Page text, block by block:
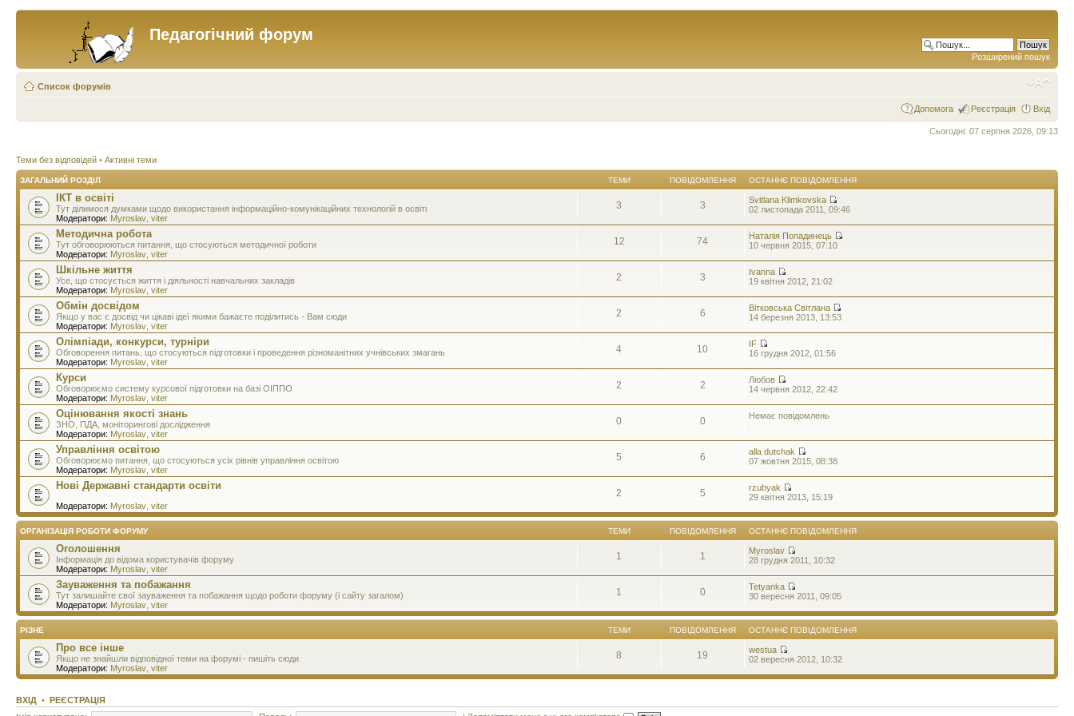
Педагогічний форум
Розширений пошук
Список форумів
Допомога Реєстрація Вхід
Сьогодні: 07 серпня 2026, 09:13
Теми без відповідей • Активні теми
ЗАГАЛЬНИЙ РОЗДІЛ ТЕМИ ПОВІДОМЛЕННЯ ОСТАННЄ ПОВІДОМЛЕННЯ
ІКТ в освіті
Тут ділимося думками щодо використання інформаційно-комунікаційних технологій в освіті
Модератори: Myroslav viter
3 3
Svitlana Klimkovska
02 листопада 2011, 09:46
Методична робота
Тут обговорюються питання, що стосуються методичної роботи
Модератори: Myroslav viter
12 74
Наталія Попадинець
10 червня 2015, 07:10
Шкільне життя
Усе, що стосується життя і діяльності навчальних закладів
Модератори: Myroslav viter
2 3
Ivanna
19 квітня 2012, 21:02
Обмін досвідом
Якщо у вас є досвід чи цікаві ідеї якими бажаєте поділитись - Вам сюди
Модератори: Myroslav viter
2 6
Вітковська Світлана
14 березня 2013, 13:53
Олімпіади, конкурси, турніри
Обговорення питань, що стосуються підготовки і проведення різноманітних учнівських змагань
Модератори: Myroslav viter
4 10
IF
16 грудня 2012, 01:56
Курси
Обговорюємо систему курсової підготовки на базі ОІППО
Модератори: Myroslav viter
2 2
Любов
14 червня 2012, 22:42
Оцінювання якості знань
ЗНО, ПДА, моніторингові дослідження
Модератори: Myroslav viter
0 0 Немає повідомлень
Управління освітою
Обговорюємо питання, що стосуються усіх рівнів управління освітою
Модератори: Myroslav viter
5 6
alla dutchak
07 жовтня 2015, 08:38
Нові Державні стандарти освіти
Модератори: Myroslav viter
2 5
rzubyak
29 квітня 2013, 15:19
ОРГАНІЗАЦІЯ РОБОТИ ФОРУМУ ТЕМИ ПОВІДОМЛЕННЯ ОСТАННЄ ПОВІДОМЛЕННЯ
Оголошення
Інформація до відома користувачів форуму
Модератори: Myroslav viter
1 1
Myroslav
28 грудня 2011, 10:32
Зауваження та побажання
Тут залишайте свої зауваження та побажання щодо роботи форуму (і сайту загалом)
Модератори: Myroslav viter
1 0
Tetyanka
30 вересня 2011, 09:05
РІЗНЕ ТЕМИ ПОВІДОМЛЕННЯ ОСТАННЄ ПОВІДОМЛЕННЯ
Про все інше
Якщо не знайшли відповідної теми на форумі - пишіть сюди
Модератори: Myroslav viter
8 19
westua
02 вересня 2012, 10:32
ВХІД • РЕЄСТРАЦІЯ